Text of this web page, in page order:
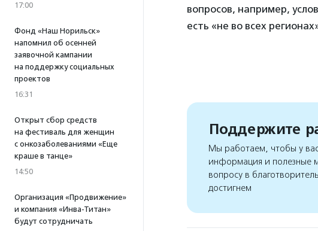
17:00
Фонд «Наш Норильск»
напомнил об осенней
заявочной кампании
на поддержку социальных
проектов
16:31
Открыт сбор средств
на фестиваль для женщин
с онкозаболеваниями «Еще
краше в танце»
14:50
Организация «Продвижение»
и компания «Инва-Титан»
будут сотрудничать
вопросов, например,
есть «не во всех
Поддержите
Мы работаем, чтобы у
информация и полезные
вопросу в
достигнем